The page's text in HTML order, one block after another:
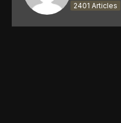
2401 Articles